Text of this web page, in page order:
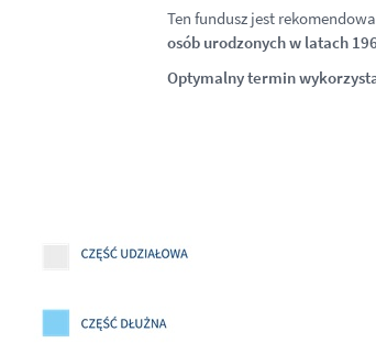
Ten fundusz jest
osób urodzonych w latach
Optymalny termin